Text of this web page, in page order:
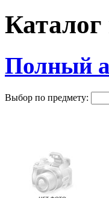
Каталог
Полный
Выбор по предмету: